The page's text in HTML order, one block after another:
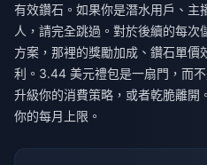
有效鑽石。如果你是潛水用戶、主
人，請完全跳過。對於後續的每
方案，那裡的獎勵加成、鑽石單價
利。3.44 美元禮包是一扇門，而
升級你的消費策略，或者乾脆離開
你的每月上限。